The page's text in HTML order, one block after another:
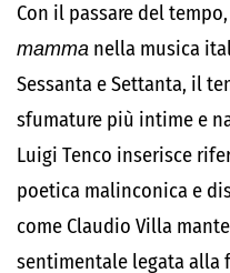
Con il passare del
mamma nella musica
Sessanta e Settanta, il
sfumature più intime e
Luigi Tenco inserisce
poetica malinconica e
come Claudio Villa
sentimentale legata alla